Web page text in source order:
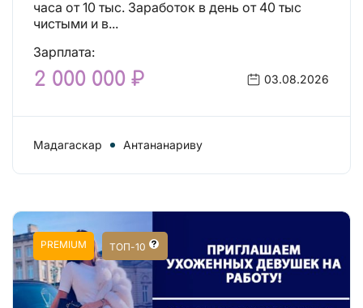
часа от 10 тыс. Заработок в день от 40 тыс
чистыми и в...
Зарплата:
2 000 000 ₽ 03.08.2026
Мадагаскар Антананариву
PREMIUM ТОП-10